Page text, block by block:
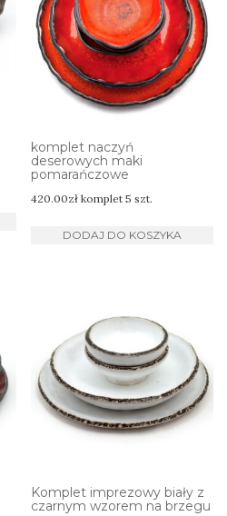
komplet naczyń
deserowych maki
pomarańczowe
420.00zł komplet 5 szt.
DODAJ DO KOSZYKA
Komplet imprezowy biały z
czarnym wzorem na brzegu